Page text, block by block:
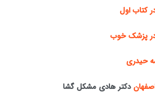
کتاب اول
در پزشک خوب
حیدری
دکتر هادی مشکل گشا